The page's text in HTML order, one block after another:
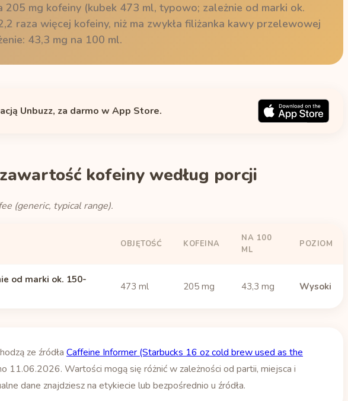
mg kofeiny (kubek 473 ml, typowo; zależnie od marki ok.
raza więcej kofeiny, niż ma zwykła filiżanka kawy przelewowej
43,3 mg na 100 ml.
Unbuzz, za darmo w App Store.
kofeiny według porcji
(generic, typical range).
OBJĘTOŚĆ KOFEINA
NA 100
ML
POZIOM
od marki ok. 150-
473 ml 205 mg 43,3 mg Wysoki
ze źródła Caffeine Informer (Starbucks 16 oz cold brew used as the
11.06.2026. Wartości mogą się różnić w zależności od partii, miejsca i
dane znajdziesz na etykiecie lub bezpośrednio u źródła.